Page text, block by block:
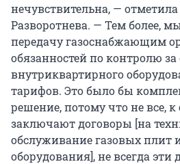
нечувствительна, — отметила
Разворотнева. — Тем более,
передачу газоснабжающим
обязанностей по контролю
внутриквартирного
тарифов. Это было бы
решение, потому что не все,
заключают договоры [на
обслуживание газовых плит
оборудования], не всегда